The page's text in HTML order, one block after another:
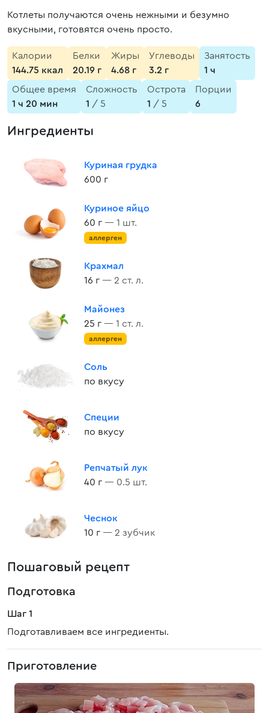
Котлеты получаются очень нежными и безумно
вкусными, готовятся очень просто.
Калории
144.75 ккал
Белки
20.19 г
Жиры
4.68 г
Углеводы
3.2 г
Занятость
1 ч
Общее время
1 ч 20 мин
Сложность
1 / 5
Острота
1 / 5
Порции
6
Ингредиенты
Куриная грудка
600 г
Куриное яйцо
60 г — 1 шт.
аллерген
Крахмал
16 г — 2 ст. л.
Майонез
25 г — 1 ст. л.
аллерген
Соль
по вкусу
Специи
по вкусу
Репчатый лук
40 г — 0.5 шт.
Чеснок
10 г — 2 зубчик
Пошаговый рецепт
Подготовка
Шаг 1
Подготавливаем все ингредиенты.
Приготовление